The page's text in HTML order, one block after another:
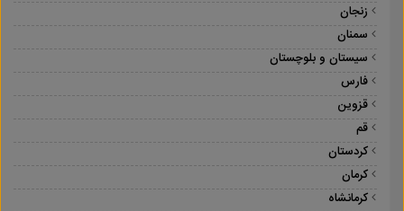
زنجان
سمنان
سیستان و بلوچستان
فارس
قزوین
قم
کردستان
کرمان
کرمانشاه